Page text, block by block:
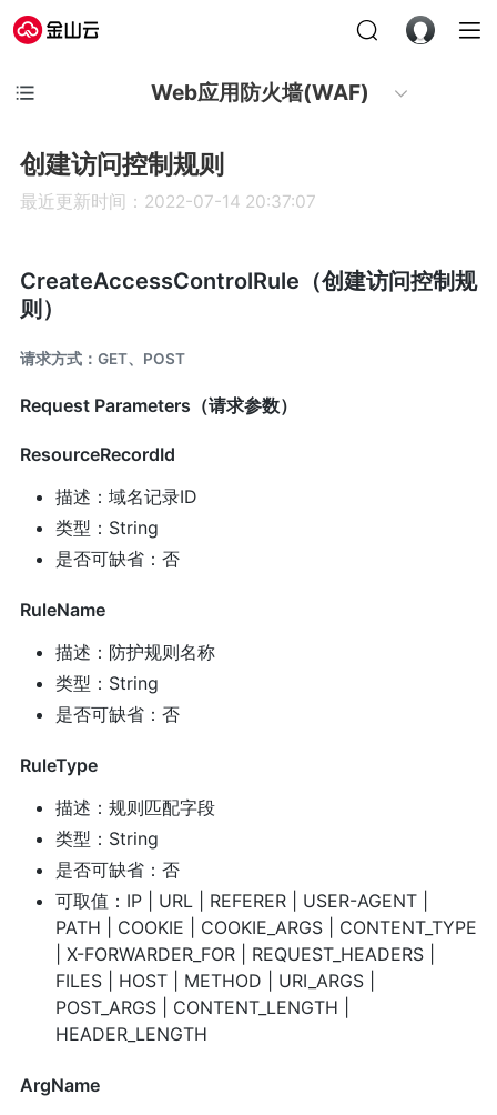
Web应用防火墙(WAF)
创建访问控制规则
最近更新时间：2022-07-14 20:37:07
CreateAccessControlRule（创建访问控制规
则）
请求方式：GET、POST
Request Parameters（请求参数）
ResourceRecordId
描述：域名记录ID
类型：String
是否可缺省：否
RuleName
描述：防护规则名称
类型：String
是否可缺省：否
RuleType
描述：规则匹配字段
类型：String
是否可缺省：否
可取值：IP | URL | REFERER | USER-AGENT |
PATH | COOKIE | COOKIE_ARGS | CONTENT_TYPE
| X-FORWARDER_FOR | REQUEST_HEADERS |
FILES | HOST | METHOD | URI_ARGS |
POST_ARGS | CONTENT_LENGTH |
HEADER_LENGTH
ArgName